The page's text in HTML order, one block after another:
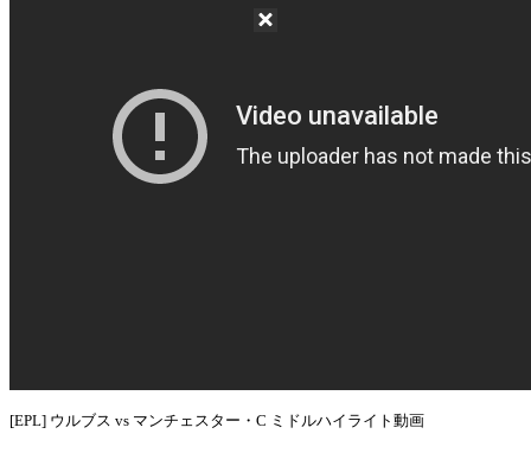
[EPL] ウルブス vs マンチェスター・C ミドルハイライト動画